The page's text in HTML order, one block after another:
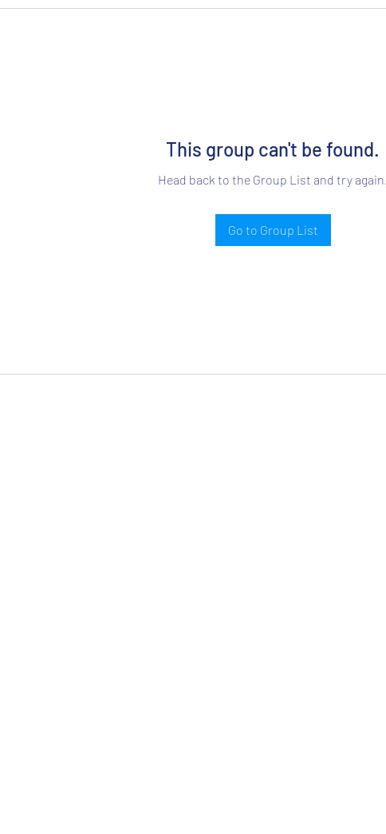
This group can't be found.
Head back to the Group List and try again.
Go to Group List